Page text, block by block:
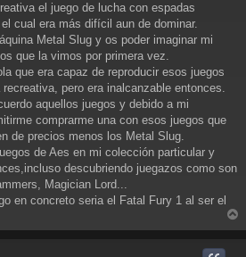
el juego de lucha con espadas
cual era más difícil aun de dominar.
Metal Slug y os poder imaginar mi
que la vimos por primera vez.
que era capaz de reproducir esos juegos
pero era inalcanzable entonces.
aquellos juegos y debido a mi
comprarme una con esos juegos que
de precios menos los Metal Slug.
de Aes en mi colección particular y
descubriendo juegazos como son
Magician Lord...
en concreto seria el Fatal Fury 1 al ser el
r